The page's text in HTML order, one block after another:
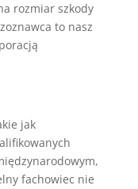
rozmiar szkody
to nasz
jak
fachowiec nie